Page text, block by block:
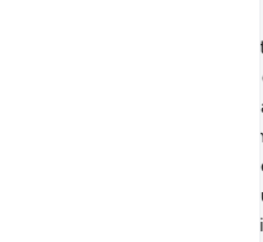
Dan Tuhanmu
dirancangkan
memilih (satu-satu dari
tugas atau keutamaan
dan tidaklah berhak bagi
dari pilihan Allah). Maha
Tinggilah keadaanNya